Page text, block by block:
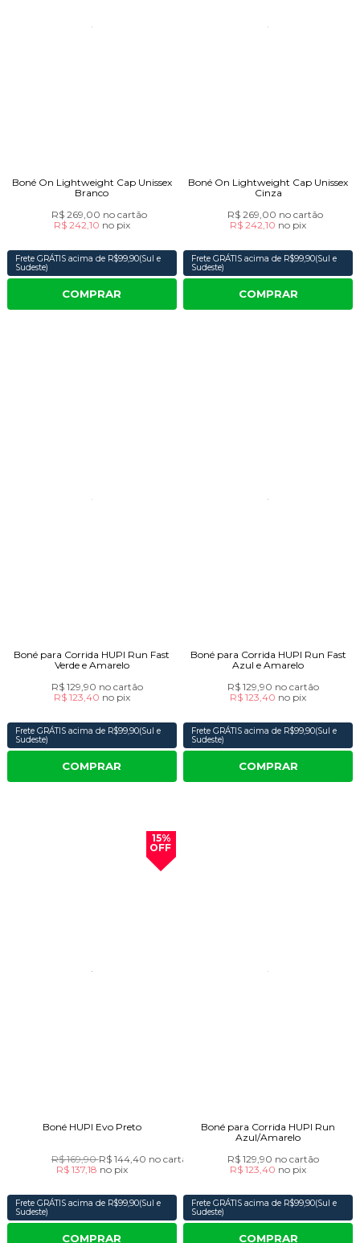
Boné On Lightweight Cap Unissex
Branco
R$ 269,00 no cartão
R$ 242,10 no pix
Frete GRÁTIS acima de R$99,90(Sul e
Sudeste)
COMPRAR
Boné On Lightweight Cap Unissex
Cinza
R$ 269,00 no cartão
R$ 242,10 no pix
Frete GRÁTIS acima de R$99,90(Sul e
Sudeste)
COMPRAR
Boné para Corrida HUPI Run Fast
Verde e Amarelo
R$ 129,90 no cartão
R$ 123,40 no pix
Frete GRÁTIS acima de R$99,90(Sul e
Sudeste)
COMPRAR
Boné para Corrida HUPI Run Fast
Azul e Amarelo
R$ 129,90 no cartão
R$ 123,40 no pix
Frete GRÁTIS acima de R$99,90(Sul e
Sudeste)
COMPRAR
15%
OFF
Boné HUPI Evo Preto
R$ 169,90R$ 144,40 no cartão
R$ 137,18 no pix
Frete GRÁTIS acima de R$99,90(Sul e
Sudeste)
COMPRAR
Boné para Corrida HUPI Run
Azul/Amarelo
R$ 129,90 no cartão
R$ 123,40 no pix
Frete GRÁTIS acima de R$99,90(Sul e
Sudeste)
COMPRAR